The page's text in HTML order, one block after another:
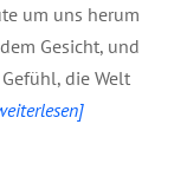
um uns herum
Gesicht, und
die Welt